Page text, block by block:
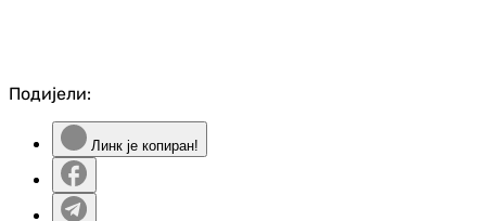
Подијели:
Линк је копиран!